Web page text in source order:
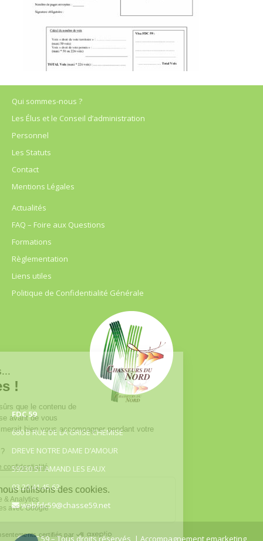
Qui sommes-nous ?
Les Élus et le Conseil d’administration
Personnel
Les Statuts
Contact
Mentions Légales
Actualités
FAQ – Foire aux Questions
Formations
Règlementation
Liens utiles
Politique de Confidentialité Générale
FDC 59
680 B RUE DE LA GRISE CHEMISE
DREVE NOTRE DAME D’AMOUR
59230 ST AMAND LES EAUX
03.20.41.45.63
webfdc59@chasse59.net
© FDC 59 – Tous droits réservés | Accompagnement emarketing